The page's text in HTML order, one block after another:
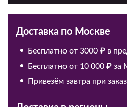
Доставка по Москве
Бесплатно от 3000 ₽ в
Бесплатно от 10 000 ₽
Привезём завтра при